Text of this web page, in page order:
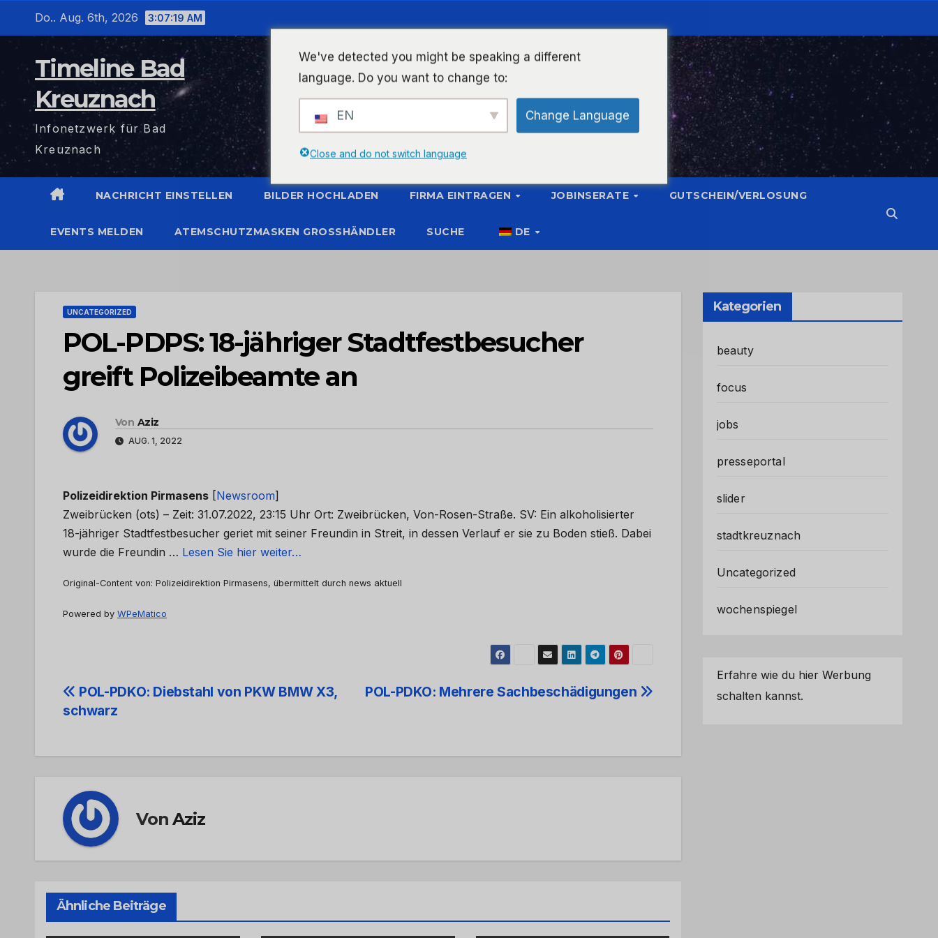
Do.. Aug. 6th, 2026 3:07:19 AM
Timeline Bad
Kreuznach
Infonetzwerk für Bad
Kreuznach
NACHRICHT EINSTELLEN BILDER HOCHLADEN FIRMA EINTRAGEN JOBINSERATE GUTSCHEIN/VERLOSUNG
EVENTS MELDEN ATEMSCHUTZMASKEN GROSSHÄNDLER SUCHE DE
UNCATEGORIZED
POL-PDPS: 18-jähriger Stadtfestbesucher
greift Polizeibeamte an
Von Aziz
AUG. 1, 2022
Polizeidirektion Pirmasens [Newsroom]
Zweibrücken (ots) – Zeit: 31.07.2022, 23:15 Uhr Ort: Zweibrücken, Von-Rosen-Straße. SV: Ein alkoholisierter
18-jähriger Stadtfestbesucher geriet mit seiner Freundin in Streit, in dessen Verlauf er sie zu Boden stieß. Dabei
wurde die Freundin … Lesen Sie hier weiter…
Original-Content von: Polizeidirektion Pirmasens, übermittelt durch news aktuell
Powered by WPeMatico
Beitrags-
POL-PDKO: Mehrere Sachbeschädigungen
POL-PDKO: Diebstahl von PKW BMW X3,
schwarz
VonAziz
Ähnliche Beiträge
Kategorien
beauty
focus
jobs
presseportal
slider
stadtkreuznach
Uncategorized
wochenspiegel
Erfahre wie du hier Werbung
schalten kannst.
We've detected you might be speaking a different
language. Do you want to change to:
EN Change Language
Close and do not switch language